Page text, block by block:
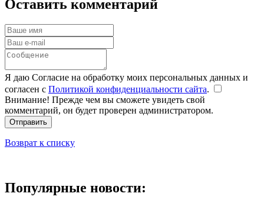
Оставить комментарий
Я даю Согласие на обработку моих персональных данных и
согласен с Политикой конфиденциальности сайта.
Внимание! Прежде чем вы сможете увидеть свой
комментарий, он будет проверен администратором.
Отправить
Возврат к списку
Популярные новости: